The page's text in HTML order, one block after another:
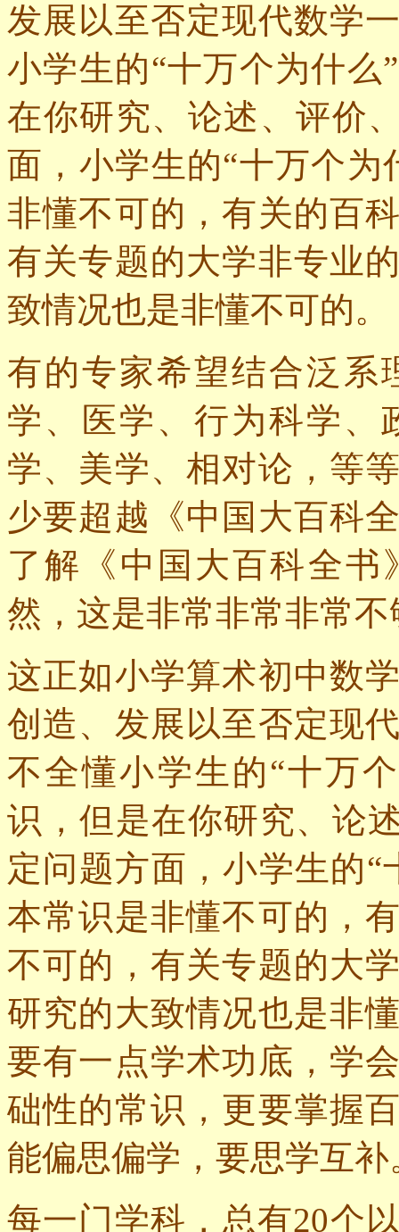
发展以至否定现代数学
小学生的“十万个为什
在你研究、论述、评价
面，小学生的“十万个
非懂不可的，有关的百
有关专题的大学非专业
致情况也是非懂不可的。
有的专家希望结合泛系
学、医学、行为科学、
学、美学、相对论，等
少要超越《中国大百科
了解《中国大百科全
然，这是非常非常非常不
这正如小学算术初中数
创造、发展以至否定现
不全懂小学生的“十万
识，但是在你研究、论
定问题方面，小学生的
本常识是非懂不可的，
不可的，有关专题的大
研究的大致情况也是非
要有一点学术功底，学
础性的常识，更要掌握
能偏思偏学，要思学互补
每一门学科，总有20个